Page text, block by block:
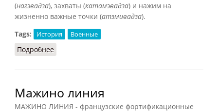
(нагэвадза), захваты (катамэвадза) и нажим на
жизненно важные точки (атэмивадза).
Tags:
История Военные
Подробнее
Мажино линия
МАЖИНО ЛИНИЯ - французские фортификационные